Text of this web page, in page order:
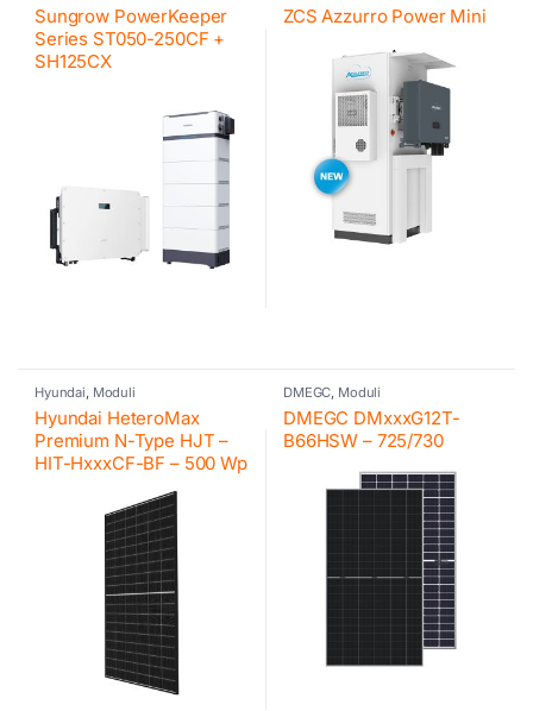
Sungrow PowerKeeper
Series ST050-250CF +
SH125CX
ZCS Azzurro Power Mini
Hyundai, Moduli
Hyundai HeteroMax
Premium N-Type HJT –
HIT-HxxxCF-BF – 500 Wp
DMEGC, Moduli
DMEGC DMxxxG12T-
B66HSW – 725/730